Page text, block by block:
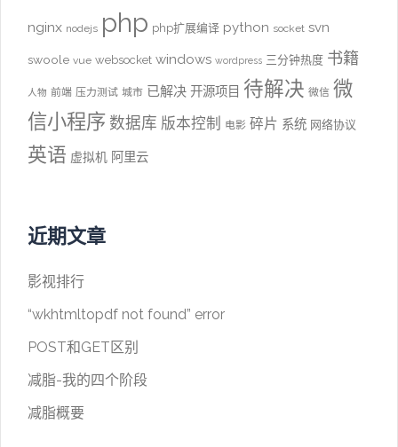
nginx nodejs php php扩展编译 python socket svn
swoole vue websocket windows wordpress 三分钟热度 书籍
人物 前端 压力测试 城市 已解决 开源项目 待解决 微信 微
信小程序 数据库 版本控制 电影 碎片 系统 网络协议
英语 虚拟机 阿里云
近期文章
影视排行
“wkhtmltopdf not found” error
POST和GET区别
减脂-我的四个阶段
减脂概要